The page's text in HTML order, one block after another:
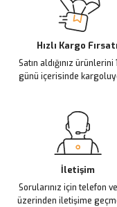
Ürün açıklamasında
Ürün bilgilerinde hatalar
Ürün fiyatı diğer
Bu ürüne benzer farklı
Hızlı Kargo Fırsatı
Satın aldığınız ürünlerini
günü içerisinde
İletişim
Sorularınız için telefon
üzerinden iletişime